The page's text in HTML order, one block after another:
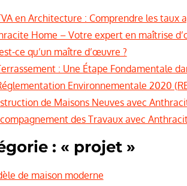
en Architecture : Comprendre les taux
Home – Votre expert en maîtrise
ce qu’un maître d’œuvre ?
: Une Étape Fondamentale
Environnementale 2020
de Maisons Neuves avec
des Travaux avec
: « projet »
de maison moderne